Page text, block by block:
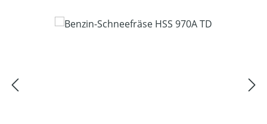
Bildergalerie überspringen